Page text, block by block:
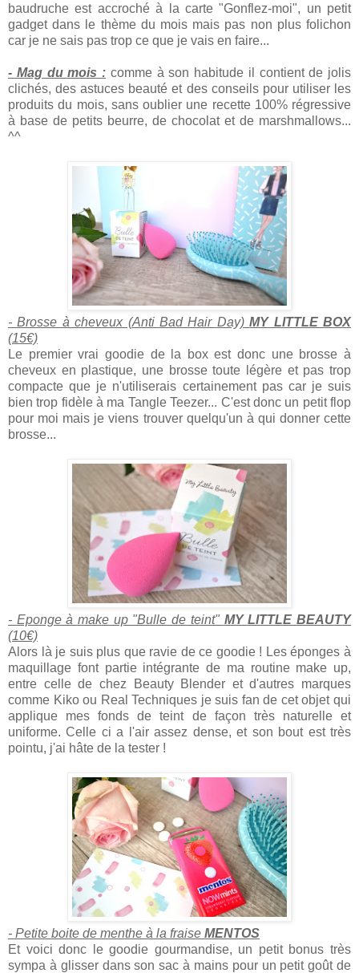
baudruche est accroché à la carte "Gonflez-moi", un petit
gadget dans le thème du mois mais pas non plus folichon
car je ne sais pas trop ce que je vais en faire...
- Mag du mois : comme à son habitude il contient de jolis
clichés, des astuces beauté et des conseils pour utiliser les
produits du mois, sans oublier une recette 100% régressive
à base de petits beurre, de chocolat et de marshmallows...
^^
- Brosse à cheveux (Anti Bad Hair Day)MY LITTLE BOX
(15€)
Le premier vrai goodie de la box est donc une brosse à
cheveux en plastique, une brosse toute légère et pas trop
compacte que je n'utiliserais certainement pas car je suis
bien trop fidèle à ma Tangle Teezer... C'est donc un petit flop
pour moi mais je viens trouver quelqu'un à qui donner cette
brosse...
- Eponge à make up "Bulle de teint" MY LITTLE BEAUTY
(10€)
Alors là je suis plus que ravie de ce goodie ! Les éponges à
maquillage font partie intégrante de ma routine make up,
entre celle de chez Beauty Blender et d'autres marques
comme Kiko ou Real Techniques je suis fan de cet objet qui
applique mes fonds de teint de façon très naturelle et
uniforme. Celle ci a l'air assez dense, et son bout est très
pointu, j'ai hâte de la tester !
- Petite boite de menthe à la fraise MENTOS
Et voici donc le goodie gourmandise, un petit bonus très
sympa à glisser dans son sac à mains pour un petit goût de